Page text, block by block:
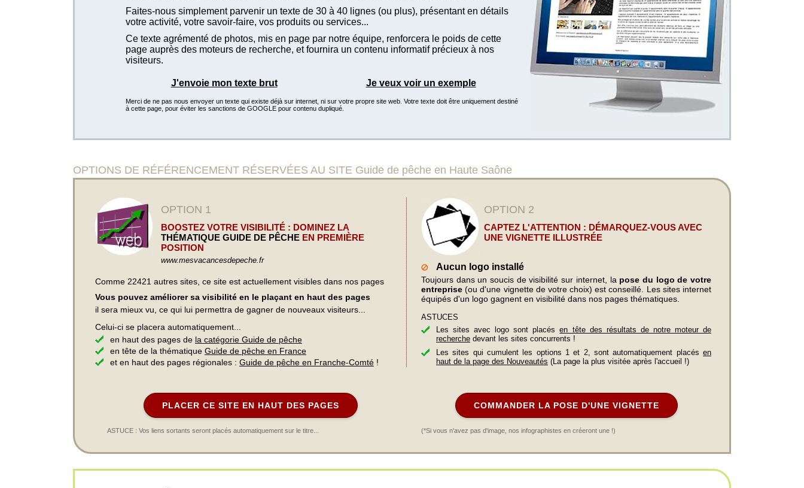
Faites-nous simplement parvenir un texte de 30 à 40 lignes (ou plus), présentant en détails
votre activité, votre savoir-faire, vos produits ou services...
Ce texte agrémenté de photos, mis en page par notre équipe, renforcera le poids de cette
page auprès des moteurs de recherche, et fournira un contenu informatif précieux à nos
visiteurs.
J'envoie mon texte brut Je veux voir un exemple
Merci de ne pas nous envoyer un texte qui existe déjà sur internet, ni sur votre propre site web. Votre texte doit être uniquement destiné
à cette page, pour éviter les sanctions de GOOGLE pour contenu dupliqué.
OPTIONS DE RÉFÉRENCEMENT RÉSERVÉES AU SITE Guide de pêche en Haute Saône
OPTION 1
BOOSTEZ VOTRE VISIBILITÉ : DOMINEZ LA
THÉMATIQUE GUIDE DE PÊCHE EN PREMIÈRE
POSITION
www.mesvacancesdepeche.fr
Comme 22421 autres sites, ce site est actuellement visibles dans nos pages
Vous pouvez améliorer sa visibilité en le plaçant en haut des pages
il sera mieux vu, ce qui lui permettra de gagner de nouveaux visiteurs...
Celui-ci se placera automatiquement...
en haut des pages de la catégorie Guide de pêche
en tête de la thématique Guide de pêche en France
et en haut des pages régionales : Guide de pêche en Franche-Comté !
OPTION 2
CAPTEZ L'ATTENTION : DÉMARQUEZ-VOUS AVEC
UNE VIGNETTE ILLUSTRÉE
Aucun logo installé
Toujours dans un soucis de visibilité sur internet, la pose du logo de votre
entreprise (ou d'une vignette de votre choix) est conseillé. Les sites internet
équipés d'un logo gagnent en visibilité dans nos pages thématiques.
ASTUCES
Les sites avec logo sont placésen tête des résultats de notre moteur de
recherche devant les sites concurrents !
Les sites qui cumulent les options 1 et 2, sont automatiquement placés en
haut de la page des Nouveautés (La page la plus visitée après l'accueil !)
PLACER CE SITE EN HAUT DES PAGES
ASTUCE : Vos liens sortants seront placés automatiquement sur le titre...
COMMANDER LA POSE D'UNE VIGNETTE
(*Si vous n'avez pas d'image, nos infographistes en créeront une !)